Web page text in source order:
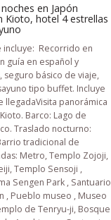
en Japón
Kioto, hotel 4 estrellas
incluye: Recorrido en
guía en español y
seguro básico de viaje,
tipo buffet. Incluye
llegadaVisita panorámica
Barco: Lago de
Traslado nocturno:
tradicional de
Metro, Templo Zojoji,
Templo Sensoji ,
Sengen Park , Santuario
, Pueblo museo , Museo
de Tenryu-ji, Bosque